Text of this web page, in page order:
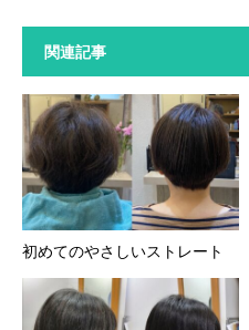
関連記事
初めてのやさしいストレート